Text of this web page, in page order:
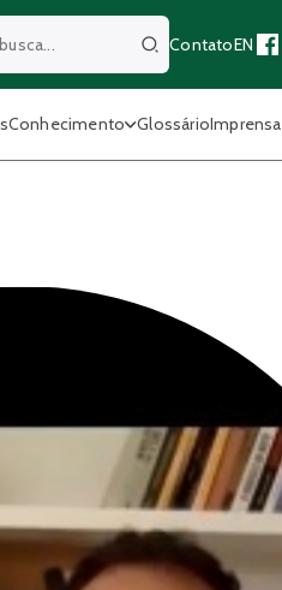
BuscarContatoEN
Conhecimento GlossárioImprensa